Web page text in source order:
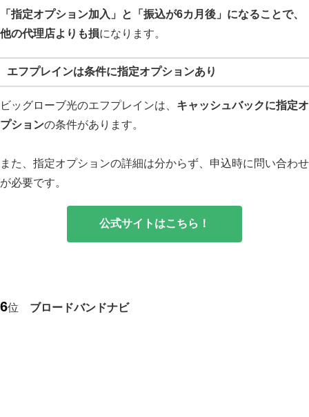
「指定オプション加入」と「振込が6カ月後」になることで、
他の代理店よりも損になります。
エフプレインは条件に指定オプションあり
ビッグローブ光のエフプレインは、 キャッシュバックに指定オ
プションの条件があります。
また、指定オプションの詳細は分からず、申込時に問い合わせ
が必要です。
公式サイトはこちら！
6位 ブロードバンドナビ